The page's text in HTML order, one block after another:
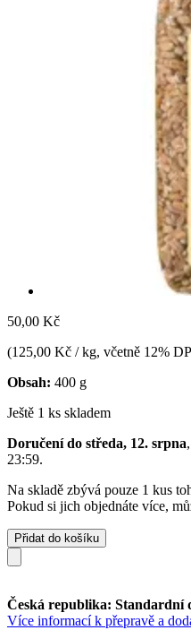
50,00 Kč
(125,00 Kč / kg, včetně 12%
Obsah: 400 g
Ještě 1 ks skladem
Doručení do středa, 12. srpna
23:59.
Na skladě zbývá pouze 1 kus
Pokud si jich objednáte více,
Přidat do košíku
Česká republika: Standardní
Více informací k přepravě a